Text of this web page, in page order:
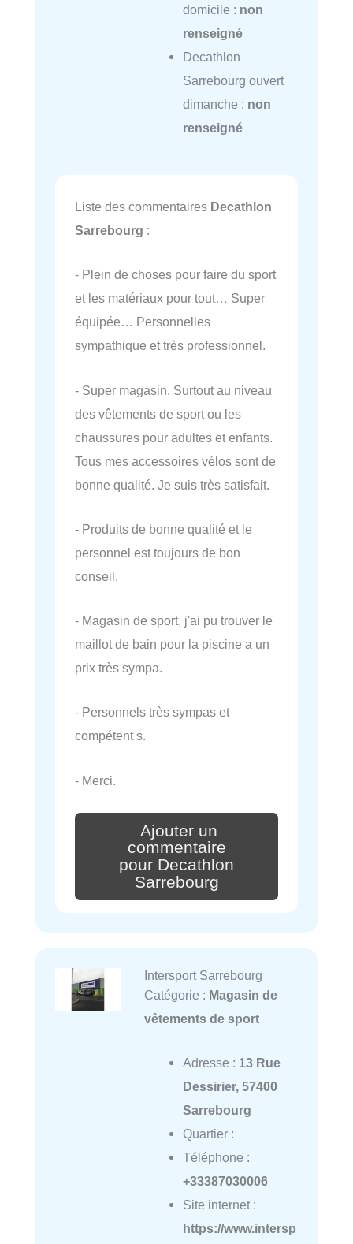
domicile : non
renseigné
Decathlon
Sarrebourg ouvert
dimanche : non
renseigné
Liste des commentaires Decathlon
Sarrebourg :
- Plein de choses pour faire du sport
et les matériaux pour tout… Super
équipée… Personnelles
sympathique et très professionnel.
- Super magasin. Surtout au niveau
des vêtements de sport ou les
chaussures pour adultes et enfants.
Tous mes accessoires vélos sont de
bonne qualité. Je suis très satisfait.
- Produits de bonne qualité et le
personnel est toujours de bon
conseil.
- Magasin de sport, j'ai pu trouver le
maillot de bain pour la piscine a un
prix très sympa.
- Personnels très sympas et
compétent s.
- Merci.
Ajouter un
commentaire
pour Decathlon
Sarrebourg
Intersport Sarrebourg
Catégorie : Magasin de
vêtements de sport
Adresse : 13 Rue
Dessirier, 57400
Sarrebourg
Quartier :
Téléphone :
+33387030006
Site internet :
https://www.intersp